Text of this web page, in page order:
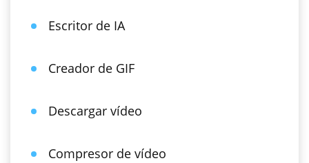
Escritor de IA
Creador de GIF
Descargar vídeo
Compresor de vídeo